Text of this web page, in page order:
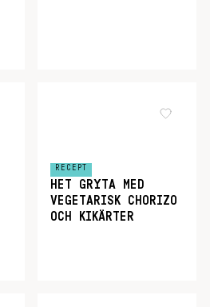
RECEPT
HET GRYTA MED
VEGETARISK CHORIZO
OCH KIKÄRTER